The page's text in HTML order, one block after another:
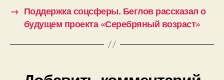
→ Поддержка соцсферы. Беглов рассказал о
будущем проекта «Серебряный возраст»